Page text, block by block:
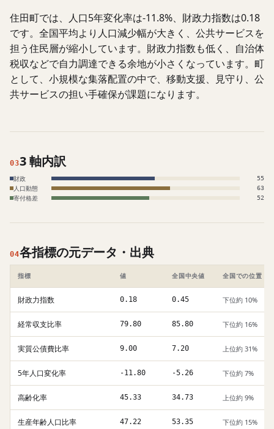
住田町では、人口5年変化率は-11.8%、財政力指数は0.18
です。全国平均より人口減少幅が大きく、公共サービスを
担う住民層が縮小しています。財政力指数も低く、自治体
税収などで自力調達できる余地が小さくなっています。町
として、小規模な集落配置の中で、移動支援、見守り、公
共サービスの担い手確保が課題になります。
033 軸内訳
財政 55
人口動態 63
寄付格差 52
04各指標の元データ・出典
指標 値 全国中央値 全国での位置
財政力指数 0.18 0.45 下位約 10%
経常収支比率 79.80 85.80 下位約 16%
実質公債費比率 9.00 7.20 上位約 31%
5年人口変化率 -11.80 -5.26 下位約 7%
高齢化率 45.33 34.73 上位約 9%
生産年齢人口比率 47.22 53.35 下位約 15%